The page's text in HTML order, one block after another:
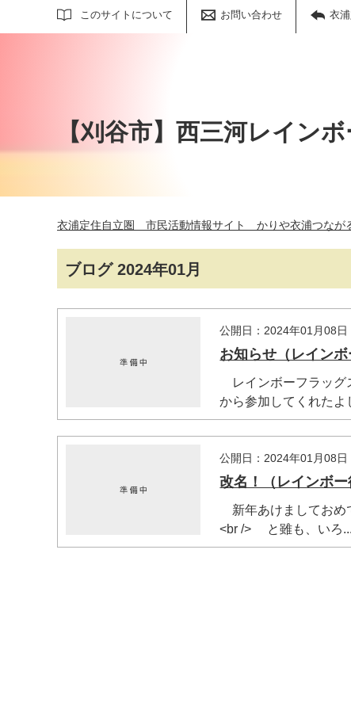
このサイトについて お問い合わせ 衣
サイト内検索
【刈谷市】西三河レイン
衣浦定住自立圏 市民活動情報サイト かりや衣浦つなが
ブログ 2024年01月
公開日：2024年01月08日
お知らせ（レインボ
レインボーフラッグ
から参加してくれたよ
公開日：2024年01月08日
改名！（レインボー
新年あけましておめ
<br /> と雖も、いろ...